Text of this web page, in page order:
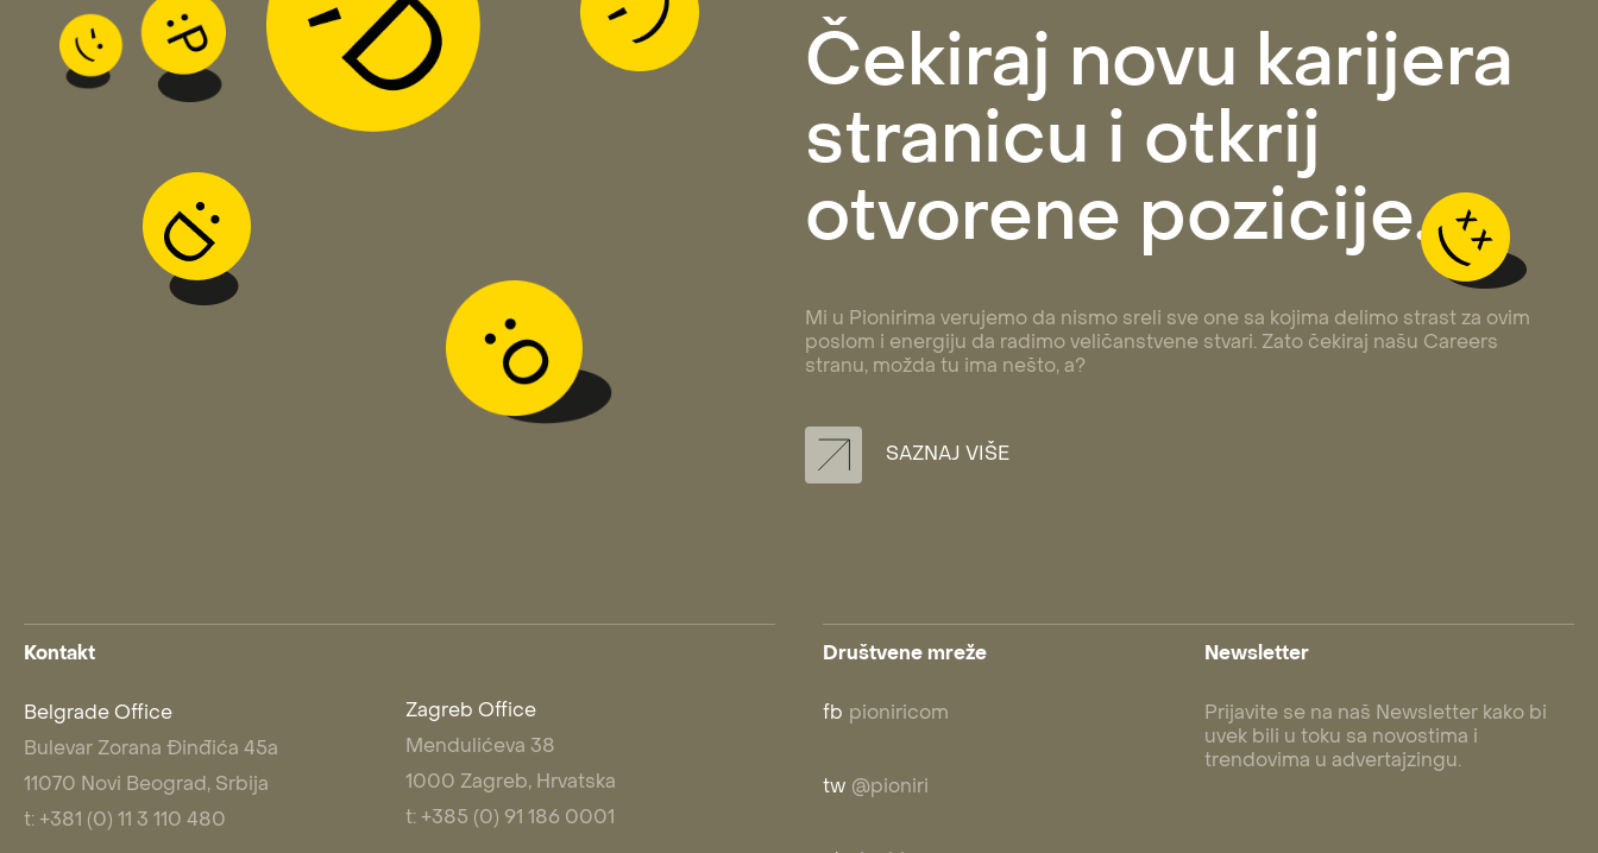
Čekiraj novu karijera
stranicu i otkrij
otvorene pozicije.
Mi u Pionirima verujemo da nismo sreli sve one sa kojima delimo strast za ovim
poslom i energiju da radimo veličanstvene stvari. Zato čekiraj našu Careers
stranu, možda tu ima nešto, a?
SAZNAJ VIŠE
Kontakt
Belgrade Office
Bulevar Zorana Đinđića 45a
11070 Novi Beograd, Srbija
t: +381 (0) 11 3 110 480
Zagreb Office
Mendulićeva 38
1000 Zagreb, Hrvatska
t: +385 (0) 91 186 0001
Društvene mreže
fb pioniricom
tw @pioniri
Newsletter
Prijavite se na naš Newsletter kako bi
uvek bili u toku sa novostima i
trendovima u advertajzingu.